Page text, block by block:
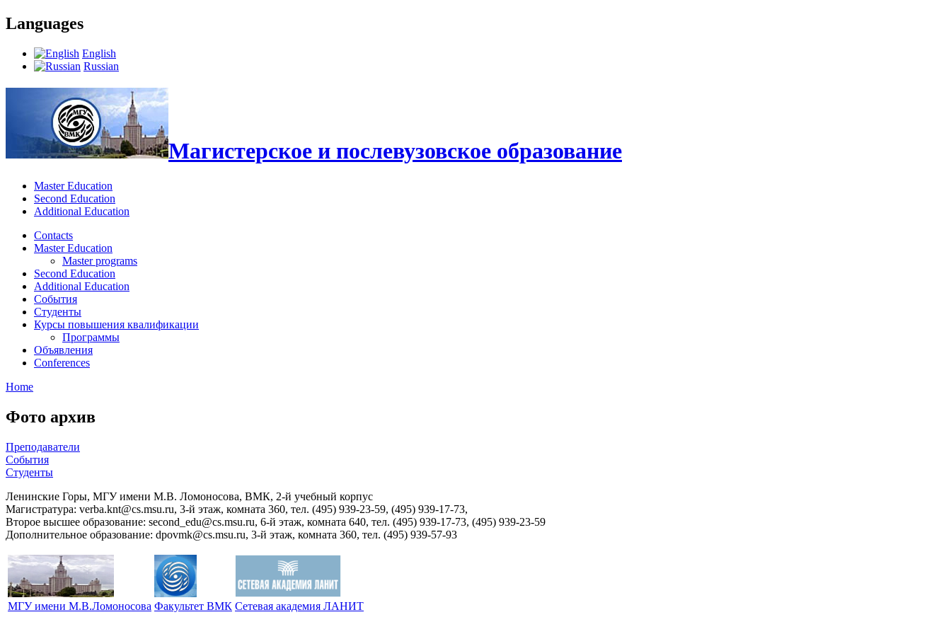
Languages
English
Russian
Магистерское и послевузовское образование
Master Education
Second Education
Additional Education
Contacts
Master Education
Master programs
Second Education
Additional Education
События
Студенты
Курсы повышения квалификации
Программы
Объявления
Conferences
Home
Фото архив
Преподаватели
События
Студенты
Ленинские Горы, МГУ имени М.В. Ломоносова, ВМК, 2-й учебный корпус
Магистратура: verba.knt@cs.msu.ru, 3-й этаж, комната 360, тел. (495) 939-23-59, (495) 939-17-73,
Второе высшее образование: second_edu@cs.msu.ru, 6-й этаж, комната 640, тел. (495) 939-17-73, (495) 939-23-59
Дополнительное образование: dpovmk@cs.msu.ru, 3-й этаж, комната 360, тел. (495) 939-57-93
МГУ имени М.В.Ломоносова Факультет ВМК Сетевая академия ЛАНИТ